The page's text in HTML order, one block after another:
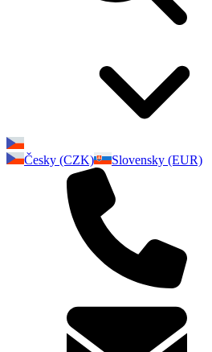
Česky (CZK)
Slovensky (EUR)